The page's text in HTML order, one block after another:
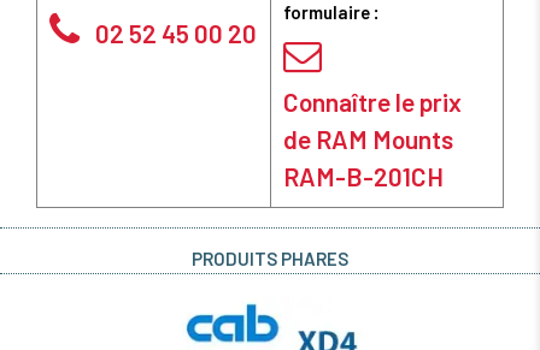
02 52 45 00 20
formulaire :
Connaître le prix
de RAM Mounts
RAM-B-201CH
PRODUITS PHARES